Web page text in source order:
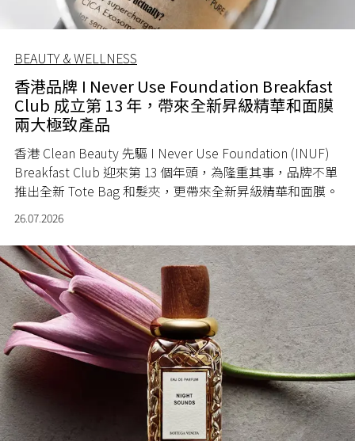
BEAUTY & WELLNESS
香港品牌 I Never Use Foundation Breakfast
Club 成立第 13 年，帶來全新昇級精華和面膜
兩大極致產品
香港 Clean Beauty 先驅 I Never Use Foundation (INUF)
Breakfast Club 迎來第 13 個年頭，為隆重其事，品牌不單
推出全新 Tote Bag 和髮夾，更帶來全新昇級精華和面膜。
26.07.2026